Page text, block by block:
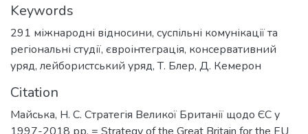
Keywords
291 міжнародні відносини, суспільні комунікації та
регіональні студії, євроінтеграція, консервативний
уряд, лейбористський уряд,Т. Блер, Д. Кемерон
Citation
Майська, Н. С. Стратегія Великої Британії щодо ЄС у
1997-2018 рр. = Strategy of the Great Britain for the EU